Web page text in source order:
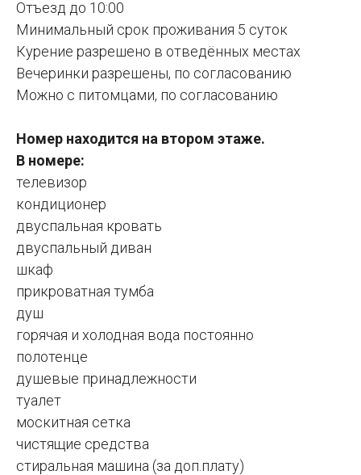
Отъезд до 10:00
Минимальный срок проживания 5 суток
Курение разрешено в отведённых местах
Вечеринки разрешены, по согласованию
Можно с питомцами, по согласованию
Номер находится на втором этаже.
В номере:
телевизор
кондиционер
двуспальная кровать
двуспальный диван
шкаф
прикроватная тумба
душ
горячая и холодная вода постоянно
полотенце
душевые принадлежности
туалет
москитная сетка
чистящие средства
стиральная машина (за доп.плату)